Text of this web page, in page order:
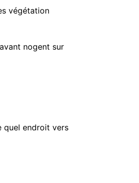
végétation
nogent sur
quel endroit vers